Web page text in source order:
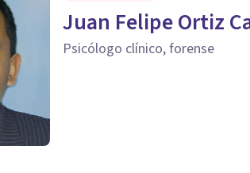
Juan Felipe Ortiz
Psicólogo clínico, forense